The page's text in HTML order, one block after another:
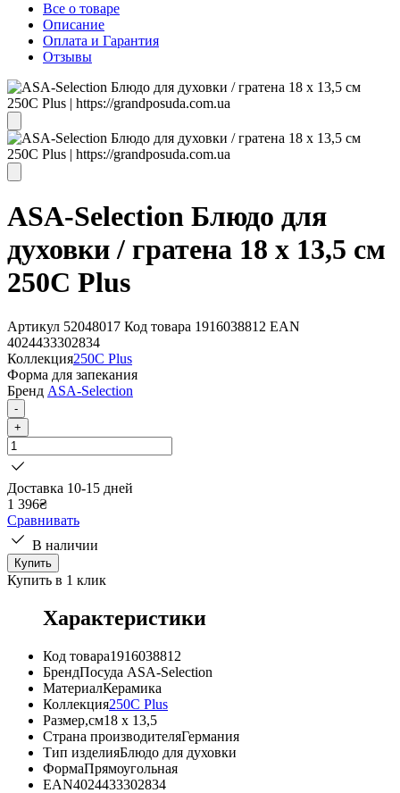
Все о товаре
Описание
Оплата и Гарантия
Отзывы
ASA-Selection Блюдо для
духовки / гратена 18 x 13,5 см
250C Plus
Артикул 52048017 Код товара 1916038812 EAN
4024433302834
Коллекция250C Plus
Форма для запекания
Бренд ASA-Selection
-
+
Доставка 10-15 дней
1 396₴
Сравнивать
В наличии
Купить
Купить в 1 клик
Характеристики
Код товара1916038812
БрендПосуда ASA-Selection
МатериалКерамика
Коллекция250C Plus
Размер,см18 x 13,5
Страна производителяГермания
Тип изделияБлюдо для духовки
ФормаПрямоугольная
EAN4024433302834